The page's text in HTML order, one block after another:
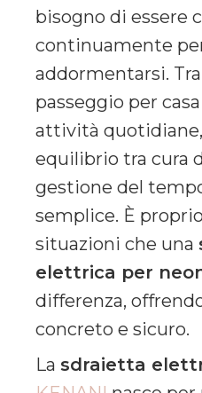
bisogno di essere
continuamente
addormentarsi.
passeggio per
attività
equilibrio tra cura
gestione del
semplice. È
situazioni che una
elettrica per
differenza,
concreto e sicuro.
La sdraietta